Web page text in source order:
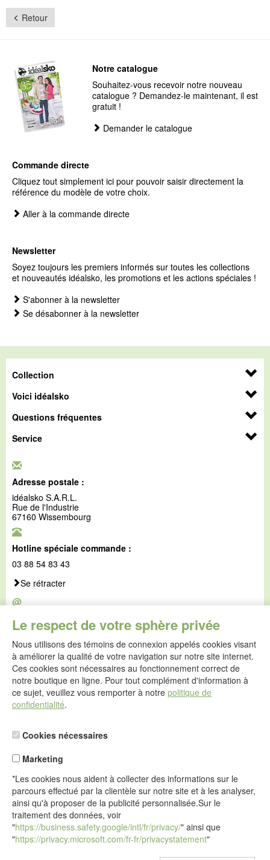
Retour
Le respect de votre sphère privée
Nous utilisons des témoins de connexion appelés cookies visant
à améliorer la qualité de votre navigation sur notre site internet.
Ces cookies sont nécessaires au fonctionnement correct de
notre boutique en ligne. Pour tout complément d'information à
ce sujet, veuillez vous remporter à notre politique de
confidentialité.
Cookies nécessaires
Marketing
*Les cookies nous aident à collecter des informations sur le
parcours effectué par la clientèle sur notre site et à les analyser,
ainsi qu'à proposer de la publicité personnalisée.Sur le
traitement des données, voir
"https://business.safety.google/intl/fr/privacy/" ainsi que
"https://privacy.microsoft.com/fr-fr/privacystatement"
Notre catalogue
Souhaitez-vous recevoir notre nouveau
catalogue ? Demandez-le maintenant, il est
gratuit !
Demander le catalogue
Commande directe
Cliquez tout simplement ici pour pouvoir saisir directement la
référence du modèle de votre choix.
Aller à la commande directe
Newsletter
Soyez toujours les premiers informés sur toutes les collections
et nouveautés idéalsko, les promotions et les actions spéciales !
S'abonner à la newsletter
Se désabonner à la newsletter
Collection
Voici idéalsko
Questions fréquentes
Service
Adresse postale :
idéalsko S.A.R.L.
Rue de l'Industrie
67160 Wissembourg
Hotline spéciale commande :
03 88 54 83 43
Se rétracter
@
service@idealsko.fr
@
Formulaire de contact
Aller au formulaire de contact